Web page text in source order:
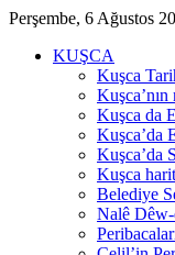
Perşembe, 6 Ağustos
KUŞCA
Kuşca
Kuşca’nın
Kuşca da
Kuşca’da
Kuşca’da
Kuşca
Belediye
Nalê